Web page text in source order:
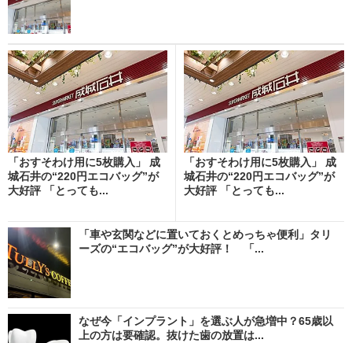
「おすそわけ用に5枚購入」 成
城石井の“220円エコバッグ”が
大好評 「とっても...
「おすそわけ用に5枚購入」 成
城石井の“220円エコバッグ”が
大好評 「とっても...
「車や玄関などに置いておくとめっちゃ便利」タリ
ーズの“エコバッグ”が大好評！ 「...
なぜ今「インプラント」を選ぶ人が急増中？65歳以
上の方は要確認。抜けた歯の放置は...